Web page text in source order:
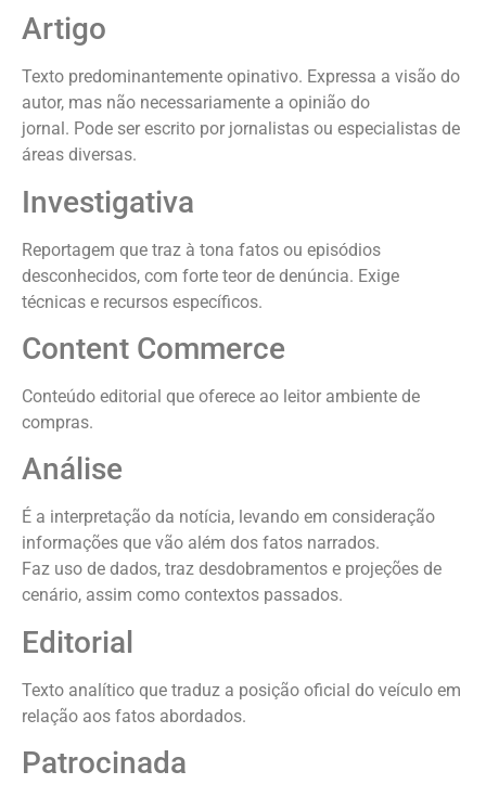
Artigo
Texto predominantemente opinativo. Expressa a visão do
autor, mas não necessariamente a opinião do
jornal. Pode ser escrito por jornalistas ou especialistas de
áreas diversas.
Investigativa
Reportagem que traz à tona fatos ou episódios
desconhecidos, com forte teor de denúncia. Exige
técnicas e recursos específicos.
Content Commerce
Conteúdo editorial que oferece ao leitor ambiente de
compras.
Análise
É a interpretação da notícia, levando em consideração
informações que vão além dos fatos narrados.
Faz uso de dados, traz desdobramentos e projeções de
cenário, assim como contextos passados.
Editorial
Texto analítico que traduz a posição oficial do veículo em
relação aos fatos abordados.
Patrocinada